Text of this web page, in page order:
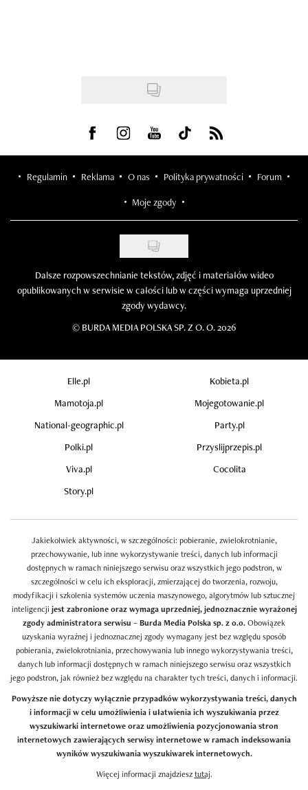
Visit us on Facebook
Visit us on Instagram
Visit us on Youtube
Visit us on Tiktok
Visit us on Rss
Regulamin Reklama O nas Polityka prywatności Forum
Moje zgody
Dalsze rozpowszechnianie tekstów, zdjęć i materiałów wideo
opublikowanych w serwisie w całości lub w części wymaga uprzedniej
zgody wydawcy.
© BURDA MEDIA POLSKA SP. Z O. O. 2026
Elle.pl
Kobieta.pl
Mamotoja.pl
Mojegotowanie.pl
National-geographic.pl
Party.pl
Polki.pl
Przyslijprzepis.pl
Viva.pl
Cocolita
Story.pl
Jakiekolwiek aktywności, w szczególności: pobieranie, zwielokrotnianie,
przechowywanie, lub inne wykorzystywanie treści, danych lub informacji
dostępnych w ramach niniejszego serwisu oraz wszystkich jego podstron, w
szczególności w celu ich eksploracji, zmierzającej do tworzenia, rozwoju,
modyfikacji i szkolenia systemów uczenia maszynowego, algorytmów lub sztucznej
inteligencji jest zabronione oraz wymaga uprzedniej, jednoznacznie wyrażonej
zgody administratora serwisu – Burda Media Polska sp. z o.o.Obowiązek
uzyskania wyraźnej i jednoznacznej zgody wymagany jest bez względu sposób
pobierania, zwielokrotniania, przechowywania lub innego wykorzystywania treści,
danych lub informacji dostępnych w ramach niniejszego serwisu oraz wszystkich
jego podstron, jak również bez względu na charakter tych treści, danych i informacji.
Powyższe nie dotyczy wyłącznie przypadków wykorzystywania treści, danych
i informacji w celu umożliwienia i ułatwienia ich wyszukiwania przez
wyszukiwarki internetowe oraz umożliwienia pozycjonowania stron
internetowych zawierających serwisy internetowe w ramach indeksowania
wyników wyszukiwania wyszukiwarek internetowych.
Więcej informacji znajdziesztutaj.